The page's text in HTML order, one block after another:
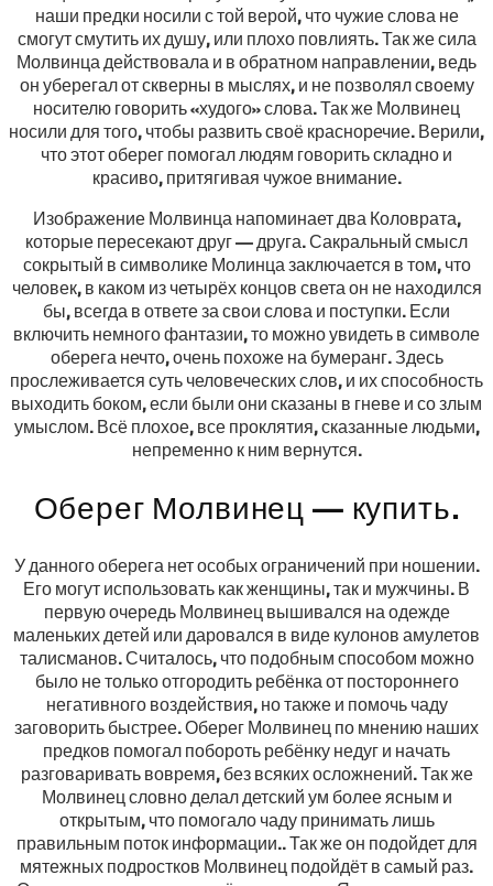
наши предки носили с той верой, что чужие слова не
смогут смутить их душу, или плохо повлиять. Так же сила
Молвинца действовала и в обратном направлении, ведь
он уберегал от скверны в мыслях, и не позволял своему
носителю говорить «худого» слова. Так же Молвинец
носили для того, чтобы развить своё красноречие. Верили,
что этот оберег помогал людям говорить складно и
красиво, притягивая чужое внимание.
Изображение Молвинца напоминает два Коловрата,
которые пересекают друг — друга. Сакральный смысл
сокрытый в символике Молинца заключается в том, что
человек, в каком из четырёх концов света он не находился
бы, всегда в ответе за свои слова и поступки. Если
включить немного фантазии, то можно увидеть в символе
оберега нечто, очень похоже на бумеранг. Здесь
прослеживается суть человеческих слов, и их способность
выходить боком, если были они сказаны в гневе и со злым
умыслом. Всё плохое, все проклятия, сказанные людьми,
непременно к ним вернутся.
Оберег Молвинец — купить.
У данного оберега нет особых ограничений при ношении.
Его могут использовать как женщины, так и мужчины. В
первую очередь Молвинец вышивался на одежде
маленьких детей или даровался в виде кулонов амулетов
талисманов. Считалось, что подобным способом можно
было не только отгородить ребёнка от постороннего
негативного воздействия, но также и помочь чаду
заговорить быстрее. Оберег Молвинец по мнению наших
предков помогал побороть ребёнку недуг и начать
разговаривать вовремя, без всяких осложнений. Так же
Молвинец словно делал детский ум более ясным и
открытым, что помогало чаду принимать лишь
правильным поток информации.. Так же он подойдет для
мятежных подростков Молвинец подойдёт в самый раз.